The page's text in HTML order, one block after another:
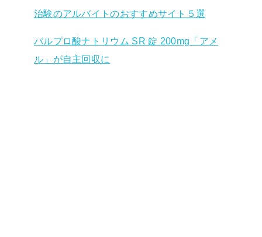
治験のアルバイトのおすすめサイト５選
バルプロ酸ナトリウム SR 錠 200mg「アメ
ル」が自主回収に